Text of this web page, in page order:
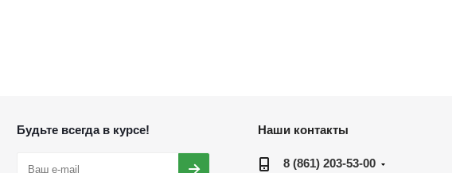
Будьте всегда в курсе! Наши контакты
8 (861) 203-53-00